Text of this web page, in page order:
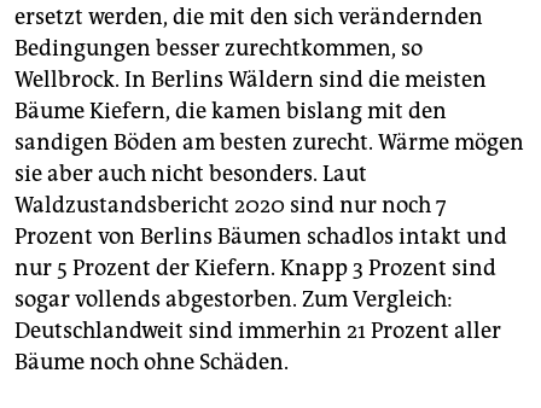
ersetzt werden, die mit den sich verändernden
Bedingungen besser zurechtkommen, so
Wellbrock. In Berlins Wäldern sind die meisten
Bäume Kiefern, die kamen bislang mit den
sandigen Böden am besten zurecht. Wärme mögen
sie aber auch nicht besonders. Laut
Waldzustandsbericht 2020 sind nur noch 7
Prozent von Berlins Bäumen schadlos intakt und
nur 5 Prozent der Kiefern. Knapp 3 Prozent sind
sogar vollends abgestorben. Zum Vergleich:
Deutschlandweit sind immerhin 21 Prozent aller
Bäume noch ohne Schäden.